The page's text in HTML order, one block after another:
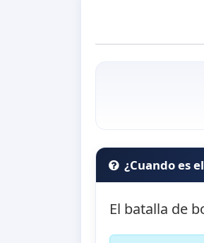
¿Cuando es
El batalla de